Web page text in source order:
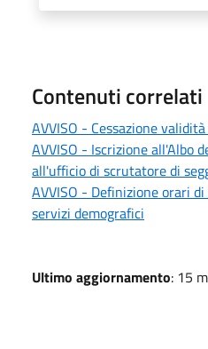
Contenuti correlati
AVVISO - Cessazione
AVVISO - Iscrizione all'Albo
all'ufficio di scrutatore di
AVVISO - Definizione orari
servizi demografici
Ultimo aggiornamento: 15